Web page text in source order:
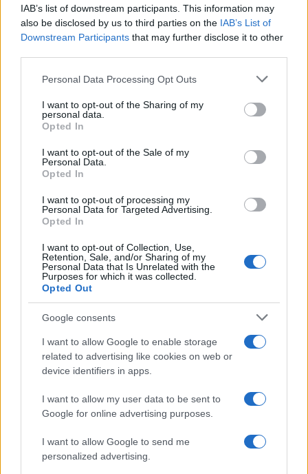
IAB’s list of downstream participants. This information may
also be disclosed by us to third parties on the IAB’s List of
Downstream Participants that may further disclose it to other
Please note that this website/app uses one or more Google
not limited to your visit or usage behaviour. You may click to
grant or deny consent to Google and its third-party tags to
use your data for below specified purposes in below Google
consent section.
Personal Data Processing Opt Outs
I want to opt-out of the Sharing of my
personal data.
Opted In
I want to opt-out of the Sale of my
Personal Data.
Opted In
I want to opt-out of processing my
Personal Data for Targeted Advertising.
Opted In
I want to opt-out of Collection, Use,
Retention, Sale, and/or Sharing of my
Personal Data that Is Unrelated with the
Purposes for which it was collected.
Opted Out
Google consents
I want to allow Google to enable storage
related to advertising like cookies on web or
device identifiers in apps.
I want to allow my user data to be sent to
Google for online advertising purposes.
I want to allow Google to send me
personalized advertising.
Come migliorare il rovescio nel padel e trasformare
la difesa in attacco
PIÙ LETTI
Europei degli sport acquatici, ciclismo e tennis: il
palinsesto sportivo del 3 agosto
Lara Gut: stipendio e patrimonio della sciatrice
Linci Rugby Club Milano: la storia di un gruppo di
atlete che ha scelto l’autogestione
Pellegrini? Lo stipendio
hanno fatto storia